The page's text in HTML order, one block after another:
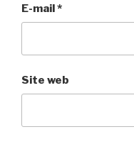
E-mail*
Site web